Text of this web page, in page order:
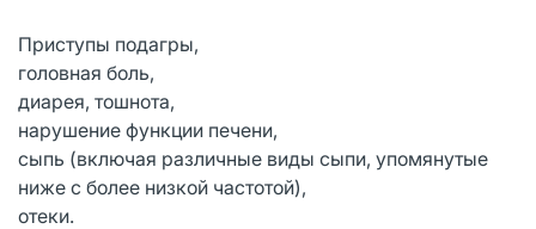
Приступы подагры,
головная боль,
диарея, тошнота,
нарушение функции печени,
сыпь (включая различные виды сыпи, упомянутые
ниже с более низкой частотой),
отеки.